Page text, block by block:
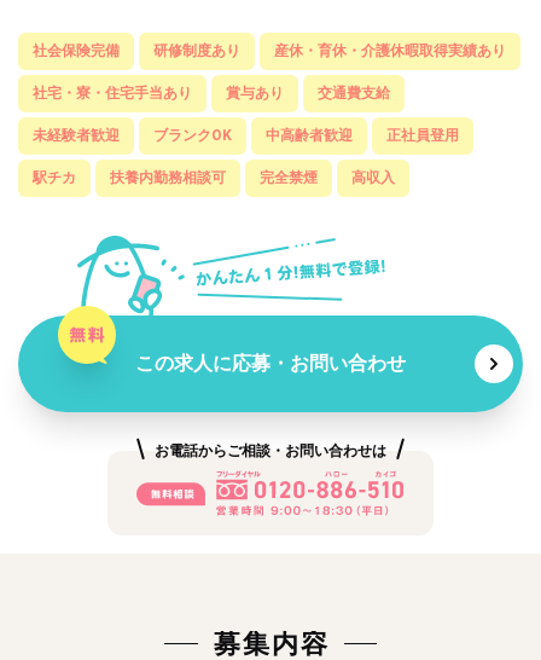
社会保険完備 研修制度あり 産休・育休・介護休暇取得実績あり
社宅・寮・住宅手当あり 賞与あり 交通費支給
未経験者歓迎 ブランクOK 中高齢者歓迎 正社員登用
駅チカ 扶養内勤務相談可 完全禁煙 高収入
この求人に応募・お問い合わせ
お電話からご相談・お問い合わせは
募集内容